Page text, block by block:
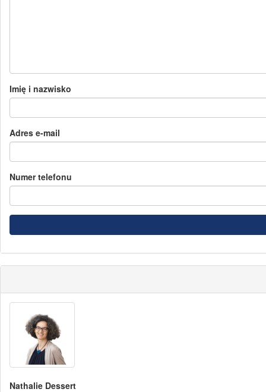
Imię i nazwisko
Adres e-mail
Numer telefonu
Nathalie Dessert